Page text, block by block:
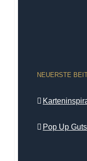
NEUERSTE
Pop Up